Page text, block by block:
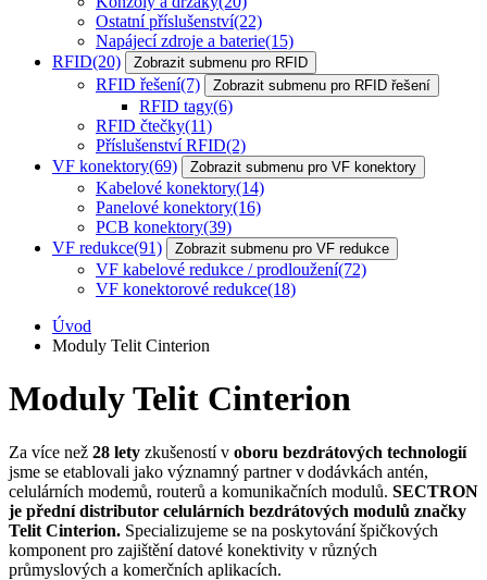
Ostatní příslušenství(22)
Napájecí zdroje a baterie(15)
RFID(20) Zobrazit submenu pro RFID
RFID řešení(7) Zobrazit submenu pro RFID řešení
RFID tagy(6)
RFID čtečky(11)
Příslušenství RFID(2)
VF konektory(69) Zobrazit submenu pro VF konektory
Kabelové konektory(14)
Panelové konektory(16)
PCB konektory(39)
VF redukce(91) Zobrazit submenu pro VF redukce
VF kabelové redukce / prodloužení(72)
VF konektorové redukce(18)
Úvod
Moduly Telit Cinterion
Moduly Telit Cinterion
Za více než 28 lety zkušeností v oboru bezdrátových technologií
jsme se etablovali jako významný partner v dodávkách antén,
celulárních modemů, routerů a komunikačních modulů. SECTRON
je přední distributor celulárních bezdrátových modulů značky
Telit Cinterion. Specializujeme se na poskytování špičkových
komponent pro zajištění datové konektivity v různých
průmyslových a komerčních aplikacích.